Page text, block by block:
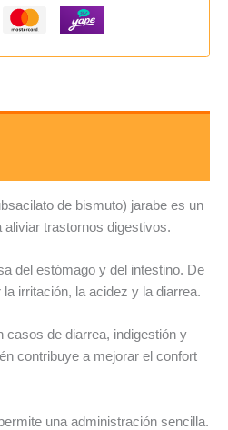
de bismuto) jarabe es un
aliviar trastornos digestivos.
del estómago y del intestino. De
irritación, la acidez y la diarrea.
casos de diarrea, indigestión y
contribuye a mejorar el confort
una administración sencilla.